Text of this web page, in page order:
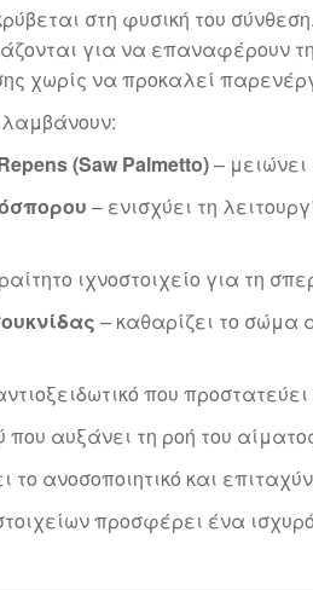
στη φυσική του
για να επαναφέρουν
χωρίς να προκαλεί
(Saw Palmetto)–
– ενισχύει τη
ιχνοστοιχείο για τη
– καθαρίζει το σώμα
που
που αυξάνει τη ροή του
το ανοσοποιητικό και
προσφέρει ένα